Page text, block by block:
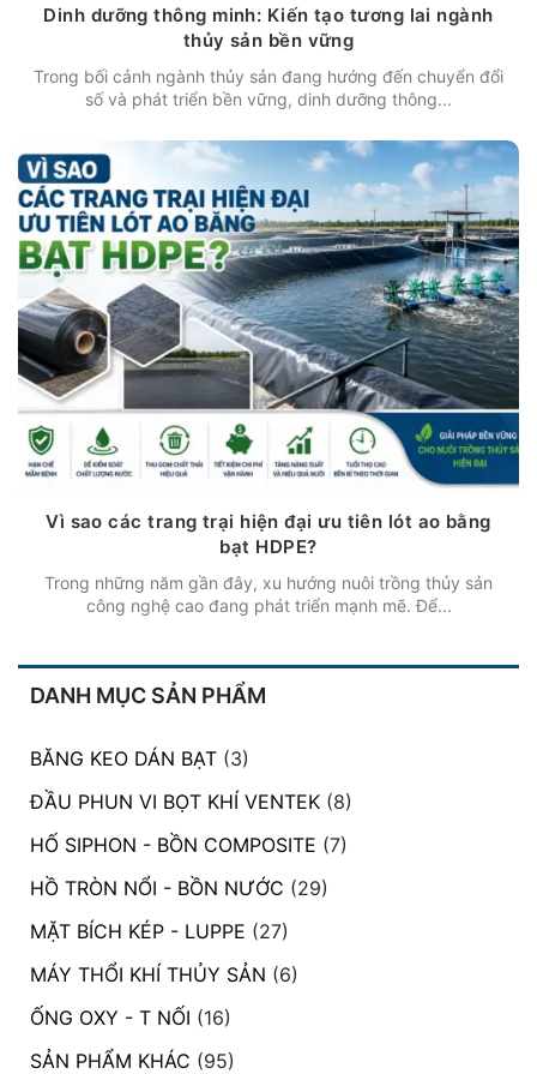
Dinh dưỡng thông minh: Kiến tạo tương lai ngành
thủy sản bền vững
Trong bối cảnh ngành thủy sản đang hướng đến chuyển đổi
số và phát triển bền vững, dinh dưỡng thông...
Vì sao các trang trại hiện đại ưu tiên lót ao bằng
bạt HDPE?
Trong những năm gần đây, xu hướng nuôi trồng thủy sản
công nghệ cao đang phát triển mạnh mẽ. Để...
DANH MỤC SẢN PHẨM
BĂNG KEO DÁN BẠT (3)
ĐẦU PHUN VI BỌT KHÍ VENTEK (8)
HỐ SIPHON - BỒN COMPOSITE (7)
HỒ TRÒN NỔI - BỒN NƯỚC (29)
MẶT BÍCH KÉP - LUPPE (27)
MÁY THỔI KHÍ THỦY SẢN (6)
ỐNG OXY - T NỐI (16)
SẢN PHẨM KHÁC (95)